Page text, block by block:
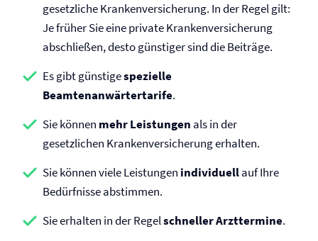
gesetzliche Kranken­versicherung. In der Regel gilt:
Je früher Sie eine private Kranken­versicherung
abschließen, desto günstiger sind die Beiträge.
Es gibt günstigespezielle
Beamtenanwärtertarife.
Sie können mehr Leistungen als in der
gesetzlichen Kranken­versicherung erhalten.
Sie können viele Leistungen individuellauf Ihre
Bedürfnisse abstimmen.
Sie erhalten in der RegelschnellerArzttermine.